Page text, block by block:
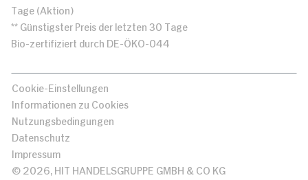
Tage (Aktion)
** Günstigster Preis der letzten 30 Tage
Bio-zertifiziert durch DE-ÖKO-044
Cookie-Einstellungen
Informationen zu Cookies
Nutzungsbedingungen
Datenschutz
Impressum
© 2026, HIT HANDELSGRUPPE GMBH & CO KG